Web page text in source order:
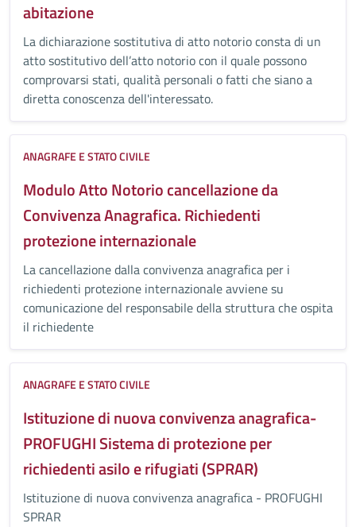
abitazione
La dichiarazione sostitutiva di atto notorio consta di un
atto sostitutivo dell’atto notorio con il quale possono
comprovarsi stati, qualità personali o fatti che siano a
diretta conoscenza dell'interessato.
ANAGRAFE E STATO CIVILE
Modulo Atto Notorio cancellazione da
Convivenza Anagrafica. Richiedenti
protezione internazionale
La cancellazione dalla convivenza anagrafica per i
richiedenti protezione internazionale avviene su
comunicazione del responsabile della struttura che ospita
il richiedente
ANAGRAFE E STATO CIVILE
Istituzione di nuova convivenza anagrafica-
PROFUGHI Sistema di protezione per
richiedenti asilo e rifugiati (SPRAR)
Istituzione di nuova convivenza anagrafica - PROFUGHI
SPRAR